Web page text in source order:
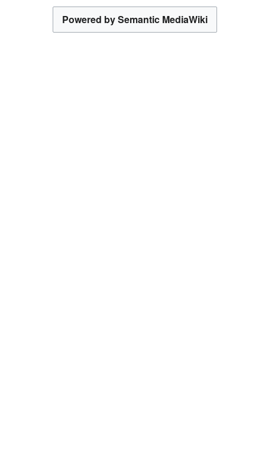
Powered by Semantic MediaWiki